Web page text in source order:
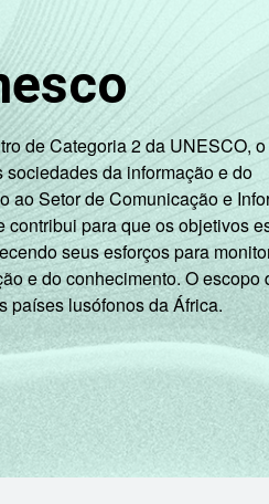
de Categoria 2 da UNESCO,
da informação e do
ao Setor de Comunicação e
para que os objetivos
seus esforços para
e do conhecimento. O escopo
países lusófonos da África.